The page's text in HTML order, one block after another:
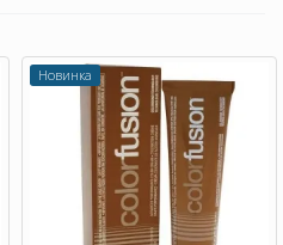
Новинка